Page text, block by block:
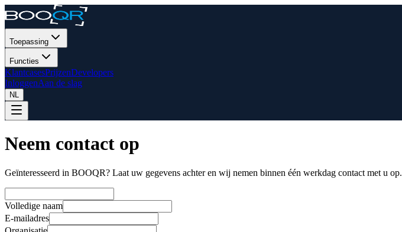
Toepassing
Functies
KlantcasesPrijzenDevelopers
InloggenAan de slag
NL
Neem contact op
Geïnteresseerd in BOOQR? Laat uw gegevens achter en wij nemen binnen één werkdag contact met u op.
Volledige naam
E-mailadres